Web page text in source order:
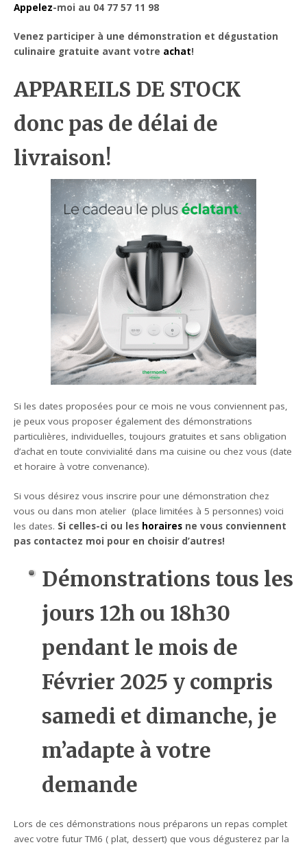
Appelez-moi au 04 77 57 11 98
Venez participer à une démonstration et dégustation
culinaire gratuite avant votre achat!
APPAREILS DE STOCK
donc pas de délai de
livraison!
Si les dates proposées pour ce mois ne vous conviennent pas,
je peux vous proposer également des démonstrations
particulières, individuelles, toujours gratuites et sans obligation
d’achat en toute convivialité dans ma cuisine ou chez vous (date
et horaire à votre convenance).
Si vous désirez vous inscrire pour une démonstration chez
vous ou dans mon atelier (place limitées à 5 personnes) voici
les dates. Si celles-ci ou les horaires ne vous conviennent
pas contactez moi pour en choisir d’autres!
Démonstrations tous les
jours 12h ou 18h30
pendant le mois de
Février 2025 y compris
samedi et dimanche, je
m’adapte à votre
demande
Lors de ces démonstrations nous préparons un repas complet
avec votre futur TM6 ( plat, dessert) que vous dégusterez par la